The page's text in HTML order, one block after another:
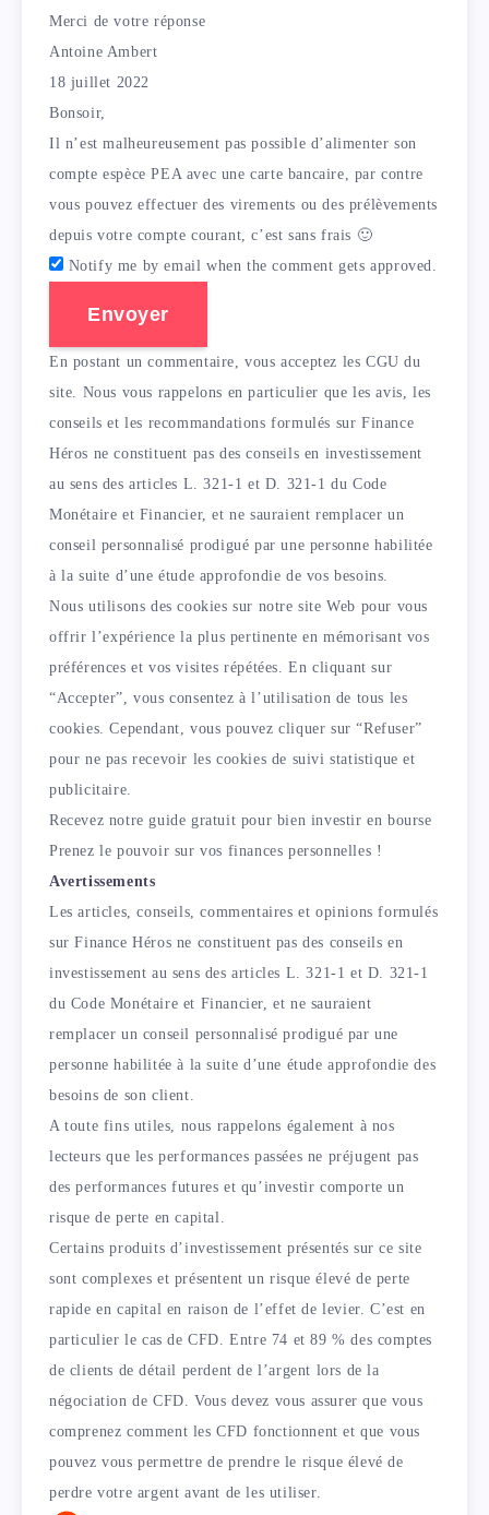
Merci de votre réponse
Antoine Ambert
18 juillet 2022
Bonsoir,
Il n’est malheureusement pas possible d’alimenter son
compte espèce PEA avec une carte bancaire, par contre
vous pouvez effectuer des virements ou des prélèvements
depuis votre compte courant, c’est sans frais 🙂
Notify me by email when the comment gets approved.
Envoyer
En postant un commentaire, vous acceptez les CGU du
site. Nous vous rappelons en particulier que les avis, les
conseils et les recommandations formulés sur Finance
Héros ne constituent pas des conseils en investissement
au sens des articles L. 321-1 et D. 321-1 du Code
Monétaire et Financier, et ne sauraient remplacer un
conseil personnalisé prodigué par une personne habilitée
à la suite d’une étude approfondie de vos besoins.
Nous utilisons des cookies sur notre site Web pour vous
offrir l’expérience la plus pertinente en mémorisant vos
préférences et vos visites répétées. En cliquant sur
“Accepter”, vous consentez à l’utilisation de tous les
cookies. Cependant, vous pouvez cliquer sur “Refuser”
pour ne pas recevoir les cookies de suivi statistique et
publicitaire.
Recevez notre guide gratuit pour bien investir en bourse
Prenez le pouvoir sur vos finances personnelles !
Avertissements
Les articles, conseils, commentaires et opinions formulés
sur Finance Héros ne constituent pas des conseils en
investissement au sens des articles L. 321-1 et D. 321-1
du Code Monétaire et Financier, et ne sauraient
remplacer un conseil personnalisé prodigué par une
personne habilitée à la suite d’une étude approfondie des
besoins de son client.
A toute fins utiles, nous rappelons également à nos
lecteurs que les performances passées ne préjugent pas
des performances futures et qu’investir comporte un
risque de perte en capital.
Certains produits d’investissement présentés sur ce site
sont complexes et présentent un risque élevé de perte
rapide en capital en raison de l’effet de levier. C’est en
particulier le cas de CFD. Entre 74 et 89 % des comptes
de clients de détail perdent de l’argent lors de la
négociation de CFD. Vous devez vous assurer que vous
comprenez comment les CFD fonctionnent et que vous
pouvez vous permettre de prendre le risque élevé de
perdre votre argent avant de les utiliser.